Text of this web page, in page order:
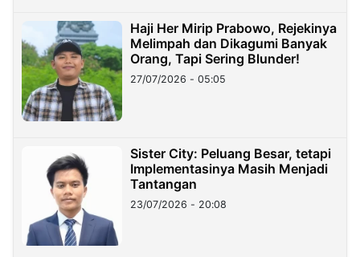
Haji Her Mirip Prabowo, Rejekinya
Melimpah dan Dikagumi Banyak
Orang, Tapi Sering Blunder!
27/07/2026 - 05:05
Sister City: Peluang Besar, tetapi
Implementasinya Masih Menjadi
Tantangan
23/07/2026 - 20:08